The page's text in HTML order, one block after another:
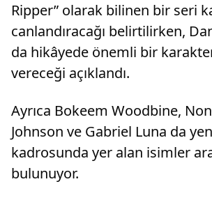
Ripper” olarak bilinen bir seri
canlandıracağı belirtilirken,
da hikâyede önemli bir
vereceği açıklandı.
Ayrıca Bokeem Woodbine,
Johnson ve Gabriel Luna da
kadrosunda yer alan isimler
bulunuyor.